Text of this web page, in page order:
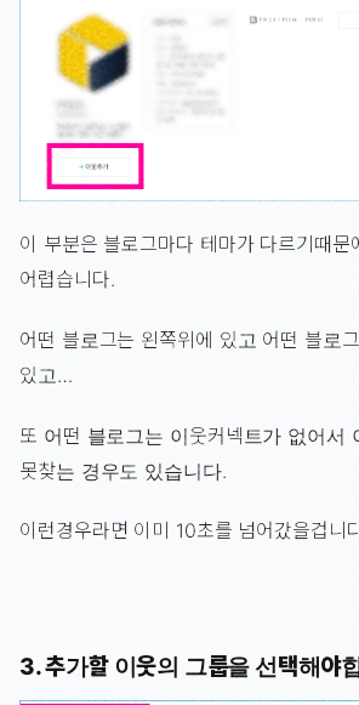
이 부분은 블로그마다 테마가 다르기때문
어렵습니다.
어떤 블로그는 왼쪽위에 있고 어떤 블로
있고…
또 어떤 블로그는 이웃커넥트가 없어서
못찾는 경우도 있습니다.
이런경우라면 이미 10초를 넘어갔을겁니
3. 추가할 이웃의 그룹을 선택해야